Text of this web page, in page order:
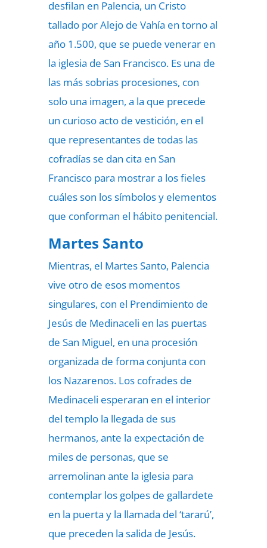
desfilan en Palencia, un Cristo
tallado por Alejo de Vahía en torno al
año 1.500, que se puede venerar en
la iglesia de San Francisco. Es una de
las más sobrias procesiones, con
solo una imagen, a la que precede
un curioso acto de vestición, en el
que representantes de todas las
cofradías se dan cita en San
Francisco para mostrar a los fieles
cuáles son los símbolos y elementos
que conforman el hábito penitencial.
Martes Santo
Mientras, el Martes Santo, Palencia
vive otro de esos momentos
singulares, con el Prendimiento de
Jesús de Medinaceli en las puertas
de San Miguel, en una procesión
organizada de forma conjunta con
los Nazarenos. Los cofrades de
Medinaceli esperaran en el interior
del templo la llegada de sus
hermanos, ante la expectación de
miles de personas, que se
arremolinan ante la iglesia para
contemplar los golpes de gallardete
en la puerta y la llamada del ‘tararú’,
que preceden la salida de Jesús.